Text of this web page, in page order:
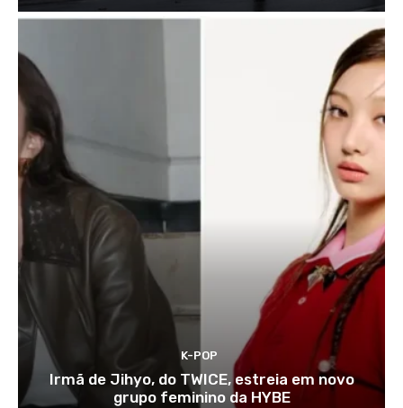
K-POP
Irmã de Jihyo, do TWICE, estreia em novo
grupo feminino da HYBE